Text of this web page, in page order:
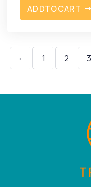
ADDTOCART
← 1 2 3